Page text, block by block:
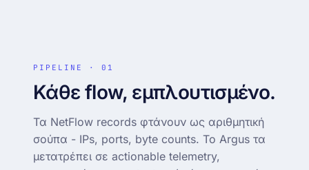
PIPELINE · 01
Κάθε flow, εμπλουτισμένο.
Τα NetFlow records φτάνουν ως αριθμητική
σούπα - IPs, ports, byte counts. Το Argus τα
μετατρέπει σε actionable telemetry,